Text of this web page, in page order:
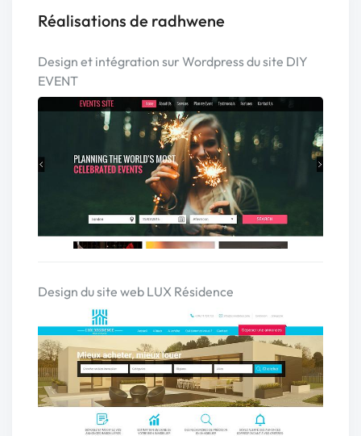
Réalisations de radhwene
Design et intégration sur Wordpress du site DIY
EVENT
Design du site web LUX Résidence